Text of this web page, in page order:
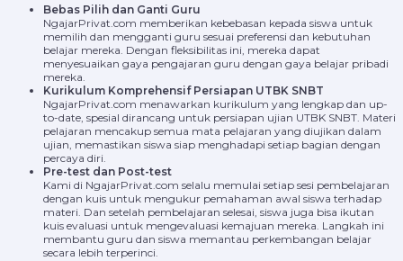
Bebas Pilih dan Ganti Guru
NgajarPrivat.com memberikan kebebasan kepada siswa untuk
memilih dan mengganti guru sesuai preferensi dan kebutuhan
belajar mereka. Dengan fleksibilitas ini, mereka dapat
menyesuaikan gaya pengajaran guru dengan gaya belajar pribadi
mereka.
Kurikulum Komprehensif Persiapan UTBK SNBT
NgajarPrivat.com menawarkan kurikulum yang lengkap dan up-
to-date, spesial dirancang untuk persiapan ujian UTBK SNBT. Materi
pelajaran mencakup semua mata pelajaran yang diujikan dalam
ujian, memastikan siswa siap menghadapi setiap bagian dengan
percaya diri.
Pre-test dan Post-test
Kami di NgajarPrivat.com selalu memulai setiap sesi pembelajaran
dengan kuis untuk mengukur pemahaman awal siswa terhadap
materi. Dan setelah pembelajaran selesai, siswa juga bisa ikutan
kuis evaluasi untuk mengevaluasi kemajuan mereka. Langkah ini
membantu guru dan siswa memantau perkembangan belajar
secara lebih terperinci.